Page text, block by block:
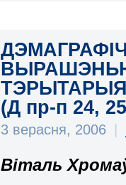
(Д пр-п 24,
3 верасня, 2006
Віталь